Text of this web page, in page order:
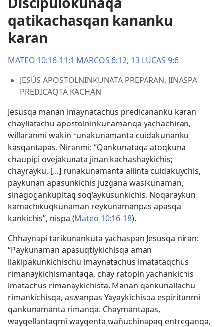
qatikachasqan kananku
karan
MATEO 10:16-11:1 MARCOS 6:12, 13 LUCAS 9:6
JESÚS APOSTOLNINKUNATA PREPARAN, JINASPA
PREDICAQTA KACHAN
Jesusqa manan imaynatachus predicananku karan
chayllatachu apostolninkunamanqa yachachiran,
willaranmi wakin runakunamanta cuidakunanku
kasqantapas. Niranmi: “Qankunataqa atoqkuna
chaupipi ovejakunata jinan kachashaykichis;
chayrayku, [...] runakunamanta allinta cuidakuychis,
paykunan apasunkichis juzgana wasikunaman,
sinagogankupitaq soq’aykusunkichis. Noqaraykun
kamachikuqkunaman reykunamanpas apasqa
kankichis”, nispa (Mateo 10:16-18).
Chhaynapi tarikunankuta yachaspan Jesusqa niran:
“Paykunaman apasuqtiykichisqa aman
llakipakunkichischu imaynatachus imatataqchus
rimanaykichismantaqa, chay ratopin yachankichis
imatachus rimanaykichista. Manan qankunallachu
rimankichisqa, aswanpas Yayaykichispa espiritunmi
qankunamanta rimanqa. Chaymantapas,
wayqellantaqmi wayqenta wañuchinapaq entreganqa,